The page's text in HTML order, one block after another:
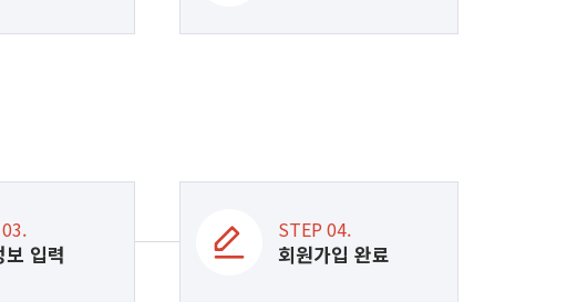
보 입력
STEP 04.
회원가입 완료